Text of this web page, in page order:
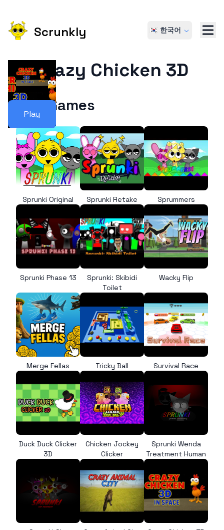
Scrunkly 🇰🇷 한국어
Play
Crazy Chicken 3D
More Games
Sprunki Original Sprunki Retake Sprummers
Sprunki Phase 13
Sprunki: Skibidi
Toilet
Wacky Flip
Merge Fellas Tricky Ball Survival Race
Duck Duck Clicker
3D
Chicken Jockey
Clicker
Sprunki Wenda
Treatment Human